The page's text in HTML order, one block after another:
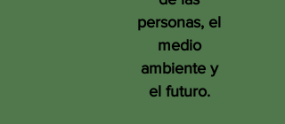
personas, el
medio
ambiente y
el futuro.